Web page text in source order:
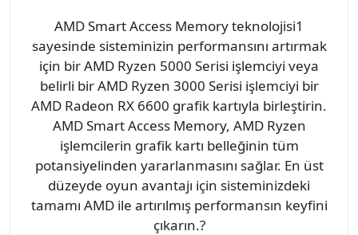
AMD Smart Access Memory teknolojisi1
sayesinde sisteminizin performansını artırmak
için bir AMD Ryzen 5000 Serisi işlemciyi veya
belirli bir AMD Ryzen 3000 Serisi işlemciyi bir
AMD Radeon RX 6600 grafik kartıyla birleştirin.
AMD Smart Access Memory, AMD Ryzen
işlemcilerin grafik kartı belleğinin tüm
potansiyelinden yararlanmasını sağlar. En üst
düzeyde oyun avantajı için sisteminizdeki
tamamı AMD ile artırılmış performansın keyfini
çıkarın.?